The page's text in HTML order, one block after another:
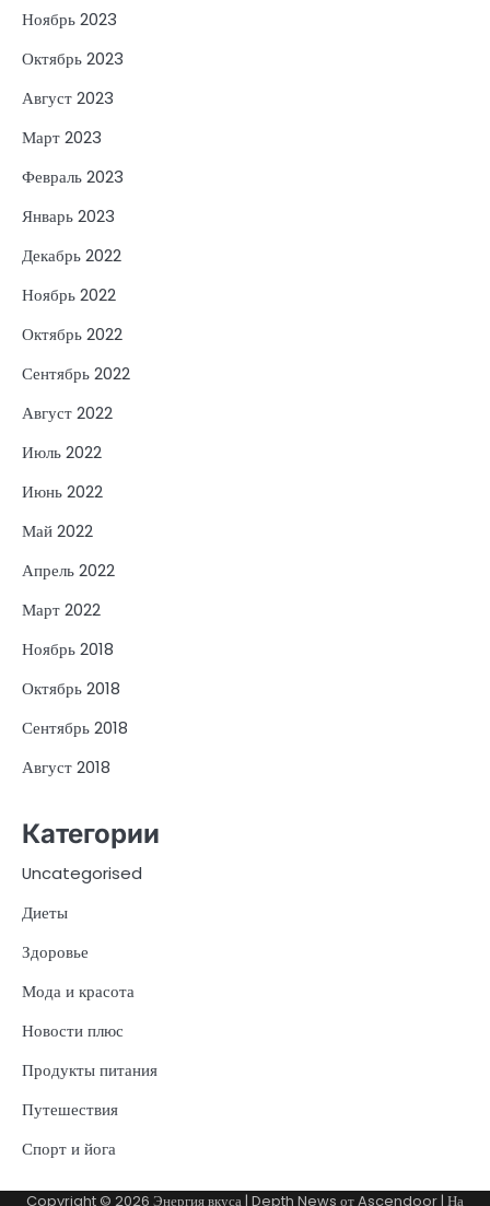
Ноябрь 2023
Октябрь 2023
Август 2023
Март 2023
Февраль 2023
Январь 2023
Декабрь 2022
Ноябрь 2022
Октябрь 2022
Сентябрь 2022
Август 2022
Июль 2022
Июнь 2022
Май 2022
Апрель 2022
Март 2022
Ноябрь 2018
Октябрь 2018
Сентябрь 2018
Август 2018
Категории
Uncategorised
Диеты
Здоровье
Мода и красота
Новости плюс
Продукты питания
Путешествия
Спорт и йога
Copyright © 2026 Энергия вкуса | Depth News отAscendoor | На